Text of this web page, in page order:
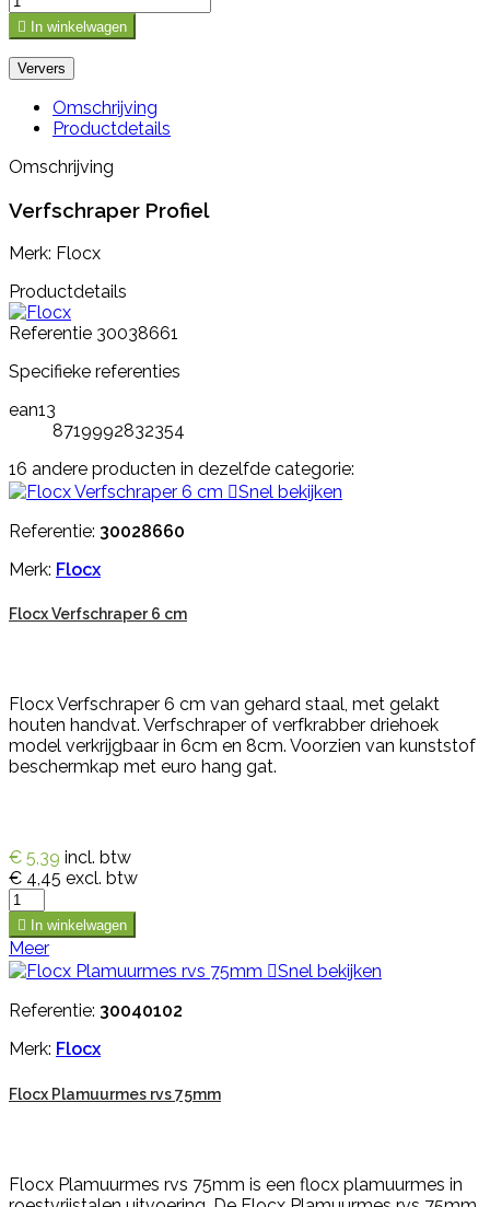
 In winkelwagen
Omschrijving
Productdetails
Omschrijving
Verfschraper Profiel
Merk: Flocx
Productdetails
Referentie 30038661
Specifieke referenties
ean13
8719992832354
16 andere producten in dezelfde categorie:
Snel bekijken
Referentie: 30028660
Merk: Flocx
Flocx Verfschraper 6 cm
Flocx Verfschraper 6 cm van gehard staal, met gelakt
houten handvat. Verfschraper of verfkrabber driehoek
model verkrijgbaar in 6cm en 8cm. Voorzien van kunststof
beschermkap met euro hang gat.
€ 5,39 incl. btw
€ 4,45 excl. btw
 In winkelwagen
Meer
Snel bekijken
Referentie: 30040102
Merk: Flocx
Flocx Plamuurmes rvs 75mm
Flocx Plamuurmes rvs 75mm is een flocx plamuurmes in